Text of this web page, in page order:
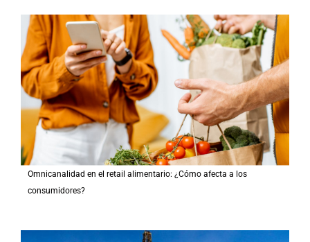
Omnicanalidad en el retail alimentario: ¿Cómo afecta a los
consumidores?